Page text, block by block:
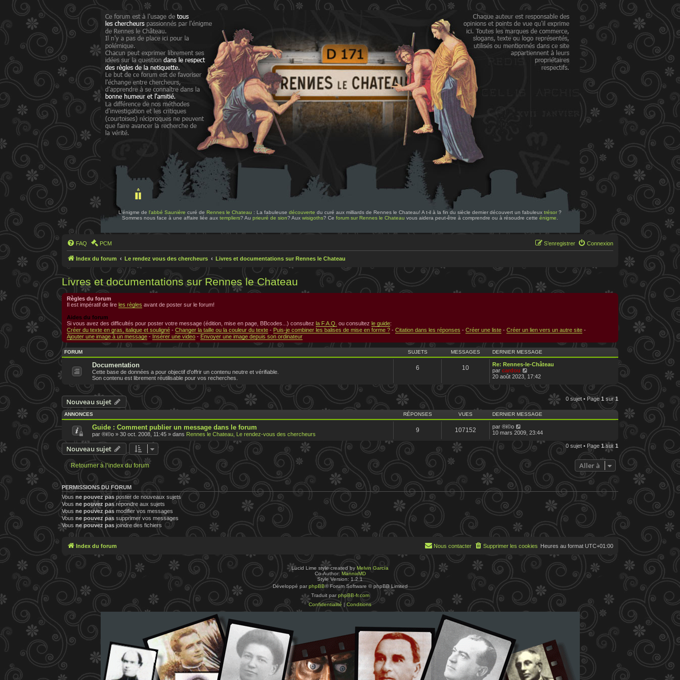
L'énigme de l'abbé Saunière curé de Rennes le Chateau : La fabuleuse découverte du curé aux milliards de Rennes le Chateau! A t-il à la fin du siècle dernier découvert un fabuleux trésor ?
Sommes nous face à une affaire liée aux templiers? Au prieuré de sion? Aux wisigoths? Ce forum sur Rennes le Chateau vous aidera peut-être à comprendre ou à résoudre cette énigme
FAQ PCM Connexion
S’enregistrer
Index du forum Le rendez vous des chercheurs Livres et documentations sur Rennes le Chateau
Livres et documentations sur Rennes le Chateau
Règles du forum
Il est impératif de lire les règles avant de poster sur le forum!
Aides du forum
Si vous avez des difficultés pour poster votre message (édition, mise en page, BBcodes...) consultez la F.A.Q. ou consultez le guide:
Créer du texte en gras, italique et souligné - Changer la taille ou la couleur du texte - Puis-je combiner les balises de mise en forme ? - Citation dans les réponses - Créer une liste - Créer un lien vers un autre site -
Ajouter une image à un message - Insérer une video - Envoyer une image depuis son ordinateur
FORUM SUJETS MESSAGES DERNIER MESSAGE
Documentation
Cette base de données a pour objectif d'offrir un contenu neutre et vérifiable.
Son contenu est librement réutilisable pour vos recherches.
6 10
Re: Rennes-le-Château
par cardou
o
e
d
e
r
e
m
s
s
a
e
20 août 2023, 17:42
Nouveau sujet 0 sujet • Page 1 sur1
ANNONCES RÉPONSES VUES DERNIER MESSAGE
Guide : Comment publier un message dans le forum
par ®i©o » 30 oct. 2008, 11:45 » dans Rennes le Chateau, Le rendez-vous des chercheurs
9 107152 par ®i©o
10 mars 2009, 23:44
Nouveau sujet 0 sujet • Page 1sur1
Retourner à l’index du forum Aller à
PERMISSIONS DU FORUM
Vous ne pouvez pas poster de nouveaux sujets
Vous ne pouvez pasrépondre aux sujets
Vous ne pouvez pas modifier vos messages
Vous ne pouvez pas supprimer vos messages
Vous ne pouvez pas joindre des fichiers
Index du forum Heures au format UTC+01:00
Supprimer les cookies
Nous contacter
Lucid Lime style created by Melvin García
Co-Author: MannixMD
Style Version: 1.2.1
Développé par phpBB® Forum Software © phpBB Limited
Traduit par phpBB-fr.com
Confidentialité | Conditions